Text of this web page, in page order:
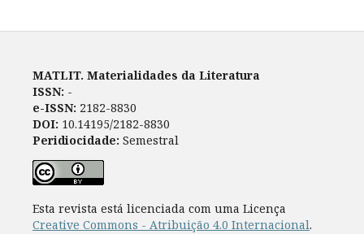
MATLIT. Materialidades da Literatura
ISSN: -
e-ISSN: 2182-8830
DOI: 10.14195/2182-8830
Peridiocidade: Semestral
Esta revista está licenciada com uma Licença
Creative Commons - Atribuição 4.0 Internacional.